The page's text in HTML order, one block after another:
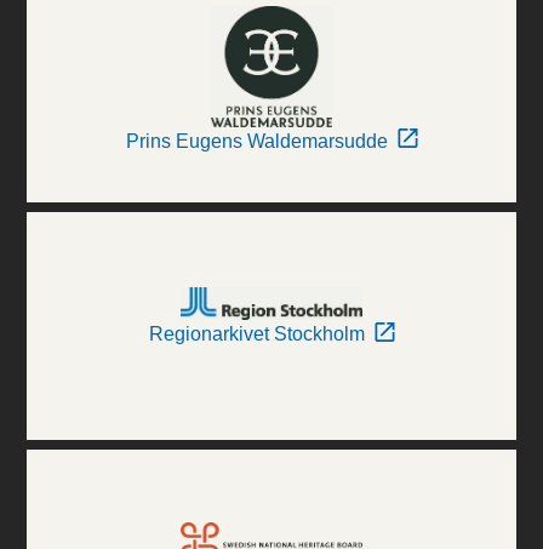
Prins Eugens Waldemarsudde
Regionarkivet Stockholm